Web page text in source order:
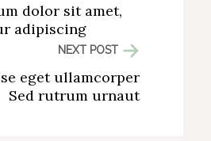
dolor sit amet,
adipiscing
NEXT POST
eget ullamcorper
Sed rutrum urnaut